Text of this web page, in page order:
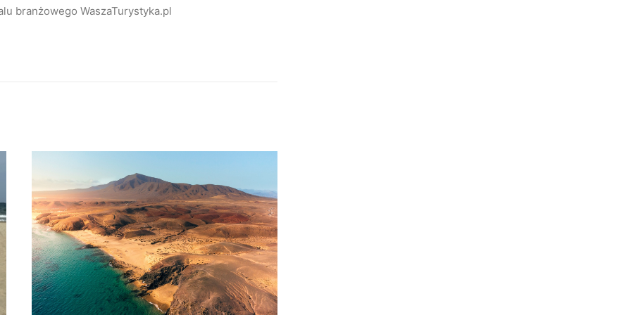
branżowego WaszaTurystyka.pl